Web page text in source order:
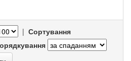
| Сортування